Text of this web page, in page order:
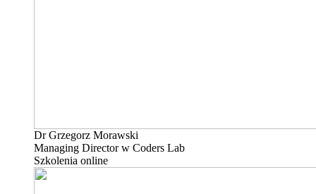
Dr Grzegorz Morawski
Managing Director w Coders Lab
Szkolenia online